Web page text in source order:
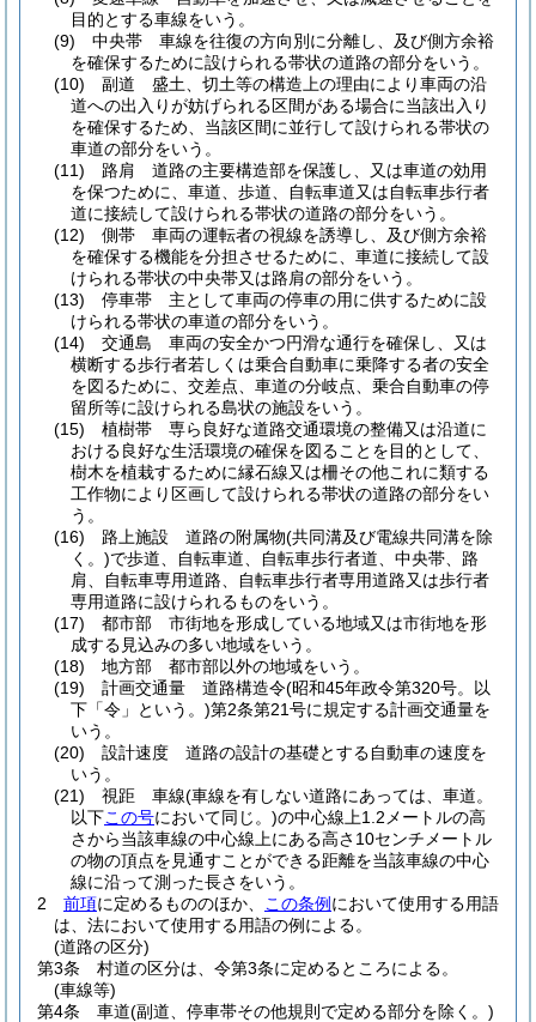
目的とする車線をいう。
(9)
中央帯 車線を往復の方向別に分離し、及び側方余裕
を確保するために設けられる帯状の道路の部分をいう。
(10)
副道 盛土、切土等の構造上の理由により車両の沿
道への出入りが妨げられる区間がある場合に当該出入り
を確保するため、当該区間に並行して設けられる帯状の
車道の部分をいう。
(11)
路肩 道路の主要構造部を保護し、又は車道の効用
を保つために、車道、歩道、自転車道又は自転車歩行者
道に接続して設けられる帯状の道路の部分をいう。
(12)
側帯 車両の運転者の視線を誘導し、及び側方余裕
を確保する機能を分担させるために、車道に接続して設
けられる帯状の中央帯又は路肩の部分をいう。
(13)
停車帯 主として車両の停車の用に供するために設
けられる帯状の車道の部分をいう。
(14)
交通島 車両の安全かつ円滑な通行を確保し、又は
横断する歩行者若しくは乗合自動車に乗降する者の安全
を図るために、交差点、車道の分岐点、乗合自動車の停
留所等に設けられる島状の施設をいう。
(15)
植樹帯 専ら良好な道路交通環境の整備又は沿道に
おける良好な生活環境の確保を図ることを目的として、
樹木を植栽するために縁石線又は柵その他これに類する
工作物により区画して設けられる帯状の道路の部分をい
う。
(16)
路上施設 道路の附属物(共同溝及び電線共同溝を除
く。)で歩道、自転車道、自転車歩行者道、中央帯、路
肩、自転車専用道路、自転車歩行者専用道路又は歩行者
専用道路に設けられるものをいう。
(17)
都市部 市街地を形成している地域又は市街地を形
成する見込みの多い地域をいう。
(18)
地方部 都市部以外の地域をいう。
(19)
計画交通量 道路構造令(昭和45年政令第320号。以
下「令」という。)第2条第21号に規定する計画交通量を
いう。
(20)
設計速度 道路の設計の基礎とする自動車の速度を
いう。
(21)
視距 車線(車線を有しない道路にあっては、車道。
以下この号において同じ。)の中心線上1.2メートルの高
さから当該車線の中心線上にある高さ10センチメートル
の物の頂点を見通すことができる距離を当該車線の中心
線に沿って測った長さをいう。
2
前項に定めるもののほか、 この条例 において使用する用語
は、法において使用する用語の例による。
(道路の区分)
第3条
村道の区分は、令第3条に定めるところによる。
(車線等)
第4条
車道(副道、停車帯その他規則で定める部分を除く。)